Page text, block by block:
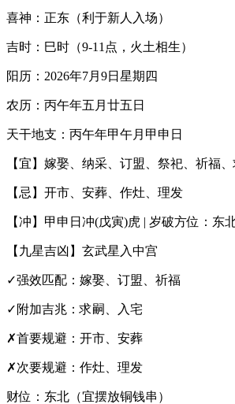
喜神：正东（利于新人入场）
吉时：巳时（9-11点，火土相生）
阳历：2026年7月9日星期四
农历：丙午年五月廿五日
天干地支：丙午年甲午月甲申日
【宜】嫁娶、纳采、订盟、祭祀、祈福
【忌】开市、安葬、作灶、理发
【冲】甲申日冲(戊寅)虎 | 岁破方位：东
【九星吉凶】玄武星入中宫
✓强效匹配：嫁娶、订盟、祈福
✓附加吉兆：求嗣、入宅
✗首要规避：开市、安葬
✗次要规避：作灶、理发
财位：东北（宜摆放铜钱串）